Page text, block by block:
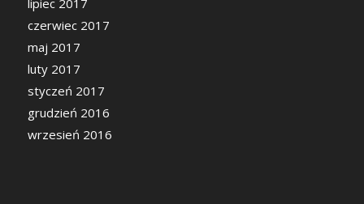
lipiec 2017
czerwiec 2017
maj 2017
luty 2017
styczeń 2017
grudzień 2016
wrzesień 2016